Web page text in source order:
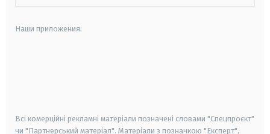
Наши приложения:
Всі комерційні рекламні матеріали позначені словами "Спецпроєкт"
чи "Партнерський матеріал". Матеріали з позначкою "Експерт",